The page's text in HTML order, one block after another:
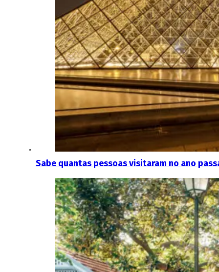
Sabe quantas pessoas visitaram no ano